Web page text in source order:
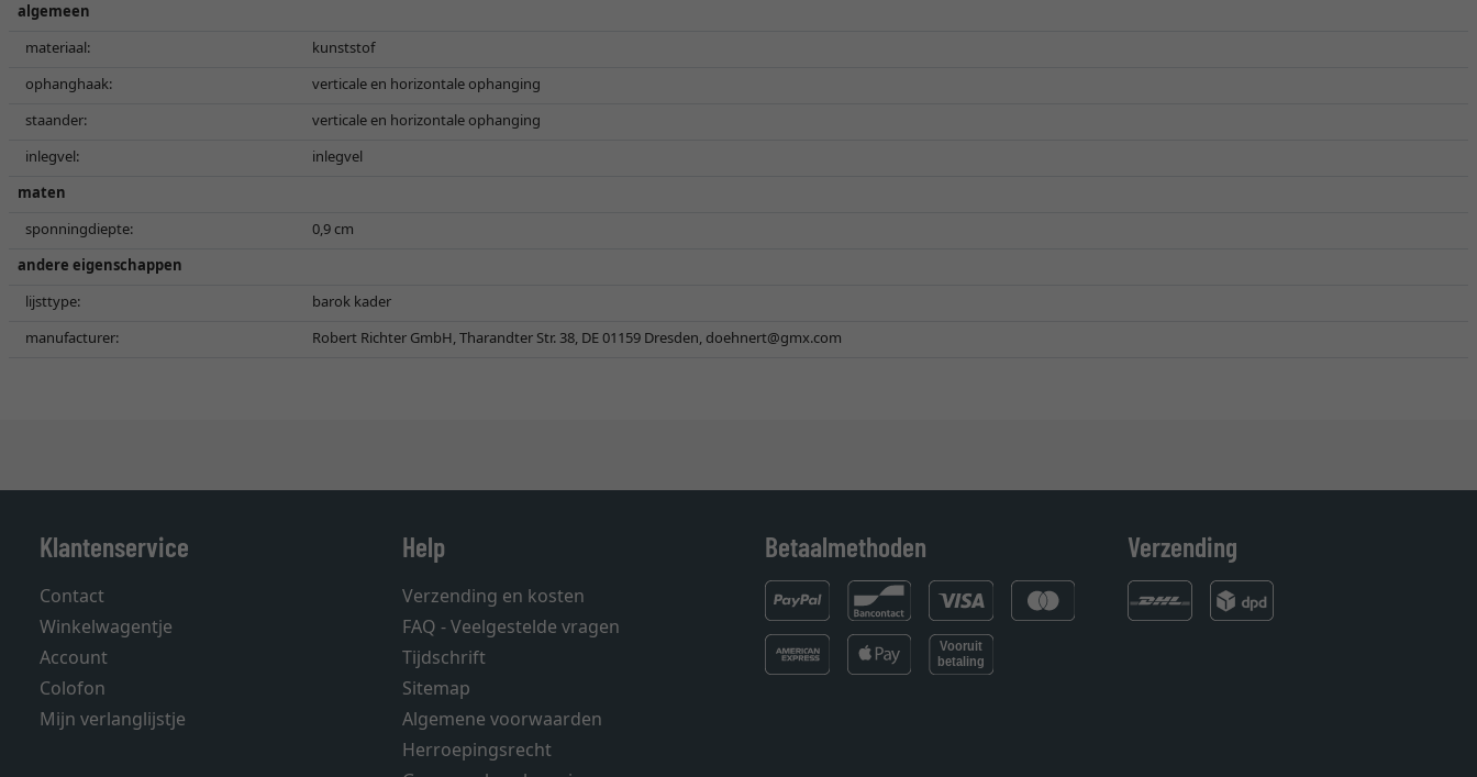
algemeen
materiaal:
kunststof
ophanghaak:
verticale en horizontale ophanging
staander:
verticale en horizontale ophanging
inlegvel:
inlegvel
maten
sponningdiepte:
0,9 cm
andere eigenschappen
lijsttype:
barok kader
manufacturer:
Robert Richter GmbH, Tharandter Str. 38, DE 01159 Dresden, doehnert@gmx.com
Klantenservice
Contact
Winkelwagentje
Account
Colofon
Mijn verlanglijstje
Help
Verzending en kosten
FAQ - Veelgestelde vragen
Tijdschrift
Sitemap
Algemene voorwaarden
Herroepingsrecht
Betaalmethoden Verzending